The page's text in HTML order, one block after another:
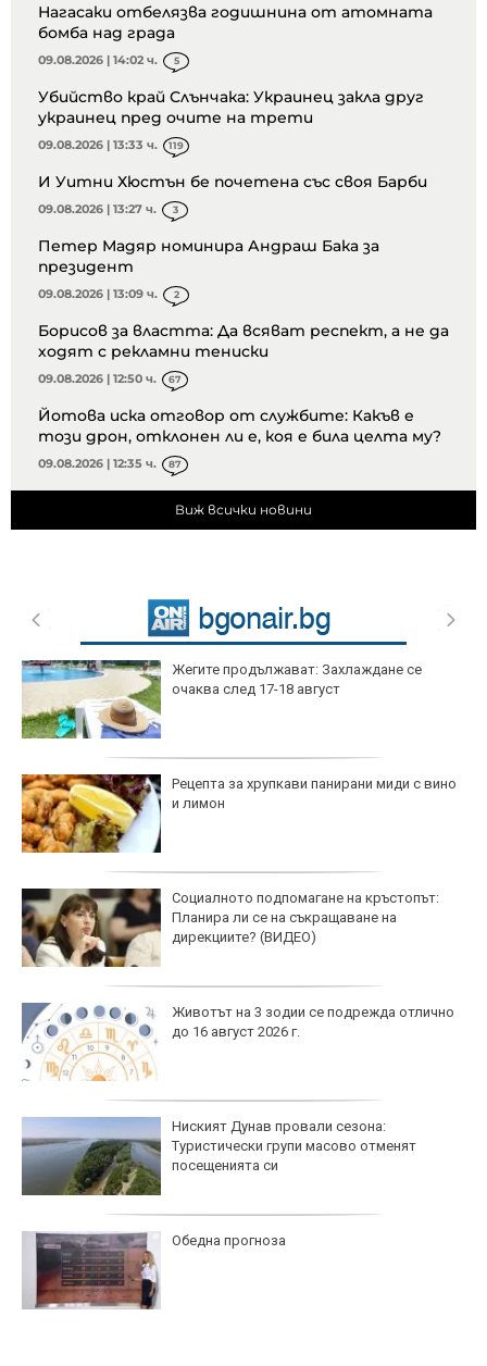
Нагасаки отбелязва годишнина от атомната
бомба над града
09.08.2026 | 14:02 ч. 5
Убийство край Слънчака: Украинец закла друг
украинец пред очите на трети
09.08.2026 | 13:33 ч. 119
И Уитни Хюстън бе почетена със своя Барби
09.08.2026 | 13:27 ч. 3
Петер Мадяр номинира Андраш Бака за
президент
09.08.2026 | 13:09 ч. 2
Борисов за властта: Да всяват респект, а не да
ходят с рекламни тениски
09.08.2026 | 12:50 ч. 67
Йотова иска отговор от службите: Какъв е
този дрон, отклонен ли е, коя е била целта му?
09.08.2026 | 12:35 ч. 87
Виж всички новини
Жегите продължават: Захлаждане се
очаква след 17-18 август
Рецепта за хрупкави панирани миди с вино
и лимон
Социалното подпомагане на кръстопът:
Планира ли се на съкращаване на
дирекциите? (ВИДЕО)
Животът на 3 зодии се подрежда отлично
до 16 август 2026 г.
Ниският Дунав провали сезона:
Туристически групи масово отменят
посещенията си
Обедна прогноза